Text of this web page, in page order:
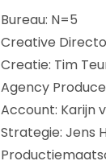
Bureau: N=5
Creative
Creatie: Tim
Agency
Account: Karijn
Strategie: Jens